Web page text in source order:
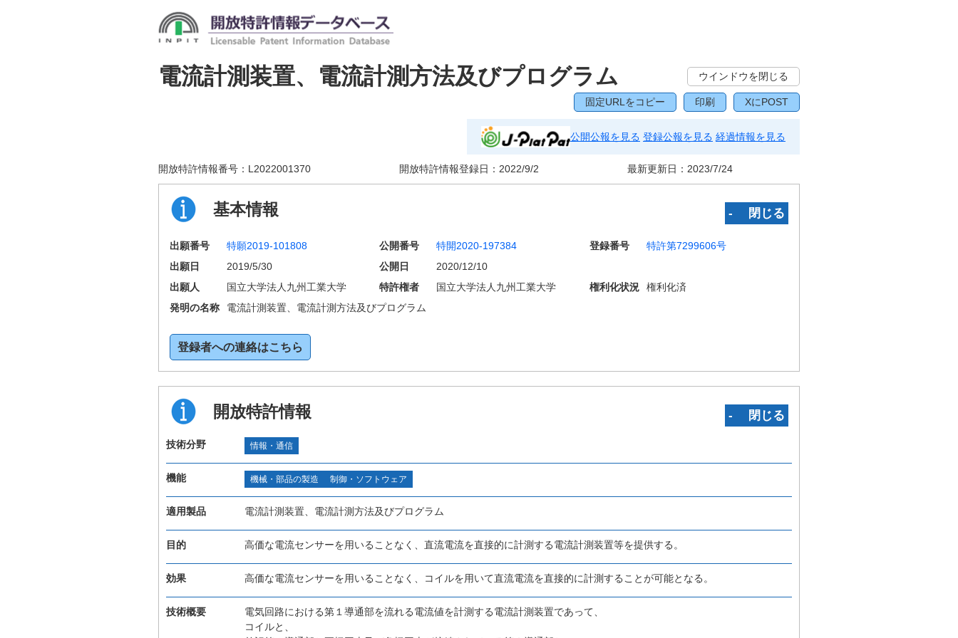
電流計測装置、電流計測方法及びプログラム ウインドウを閉じる
固定URLをコピー 印刷 XにPOST
公開公報を見る 登録公報を見る 経過情報を見る
開放特許情報番号： L2022001370 開放特許情報登録日： 2022/9/2 最新更新日： 2023/7/24
基本情報 ‐ 閉じる
出願番号 特願2019-101808 公開番号 特開2020-197384 登録番号
特許第7299606号
出願日
2019/5/30 公開日
2020/12/10
出願人
国立大学法人九州工業大学 特許権者 国立大学法人九州工業大学 権利化状況
権利化済
発明の名称
電流計測装置、電流計測方法及びプログラム
登録者への連絡はこちら
開放特許情報 ‐ 閉じる
技術分野 情報・通信
機能 機械・部品の製造 制御・ソフトウェア
適用製品 電流計測装置、電流計測方法及びプログラム
目的 高価な電流センサーを用いることなく、直流電流を直接的に計測する電流計測装置等を提供する。
効果 高価な電流センサーを用いることなく、コイルを用いて直流電流を直接的に計測することが可能となる。
技術概要
電気回路における第１導通部を流れる電流値を計測する電流計測装置であって、
コイルと、